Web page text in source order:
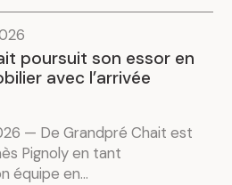
poursuit son essor en
avec l’arrivée
— De Grandpré Chait est
Pignoly en tant
équipe en...